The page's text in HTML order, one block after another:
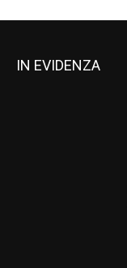
IN EVIDENZA